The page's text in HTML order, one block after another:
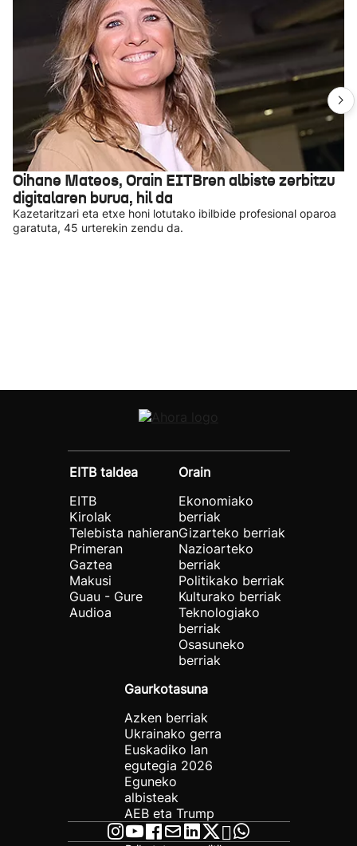
Oihane Mateos, Orain EITBren albiste zerbitzu
digitalaren burua, hil da
Kazetaritzari eta etxe honi lotutako ibilbide profesional oparoa
garatuta, 45 urterekin zendu da.
EITB taldea
EITB
Kirolak
Telebista nahieran
Primeran
Gaztea
Makusi
Guau - Gure
Audioa
Orain
Ekonomiako
berriak
Gizarteko berriak
Nazioarteko
berriak
Politikako berriak
Kulturako berriak
Teknologiako
berriak
Osasuneko
berriak
Gaurkotasuna
Azken berriak
Ukrainako gerra
Euskadiko lan
egutegia 2026
Eguneko
albisteak
AEB eta Trump